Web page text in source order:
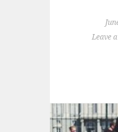
Leave